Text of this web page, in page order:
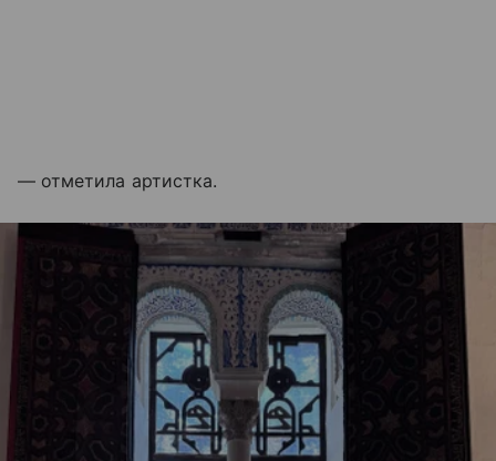
— отметила артистка.